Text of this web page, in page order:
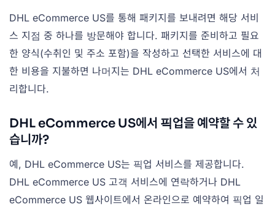
DHL eCommerce US를 통해 패키지를 보내려면 해당 서비
스 지점 중 하나를 방문해야 합니다. 패키지를 준비하고 필요
한 양식(수취인 및 주소 포함)을 작성하고 선택한 서비스에 대
한 비용을 지불하면 나머지는 DHL eCommerce US에서 처
리합니다.
DHL eCommerce US에서 픽업을 예약할 수 있
습니까?
예, DHL eCommerce US는 픽업 서비스를 제공합니다.
DHL eCommerce US 고객 서비스에 연락하거나 DHL
eCommerce US 웹사이트에서 온라인으로 예약하여 픽업 일